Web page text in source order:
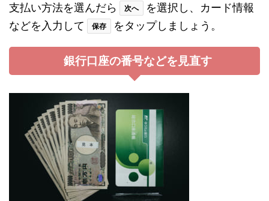
支払い方法を選んだら 次へ
を選択し、カード情報
などを入力して
保存 をタップしましょう。
銀行口座の番号などを見直す